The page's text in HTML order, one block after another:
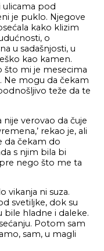
ulicama pod
je puklo. Njegove
kako klizim
o
u sadašnjosti, u
kao kamen.
što mi je mesecima
Ne mogu da čekam
teže da te
verovao da čuje
rekao je, ali
da čekam do
s njim bila bi
nego što me ta
vikanja ni suza.
svetiljke, dok su
bile hladne i daleke.
Potom sam
sam, u magli